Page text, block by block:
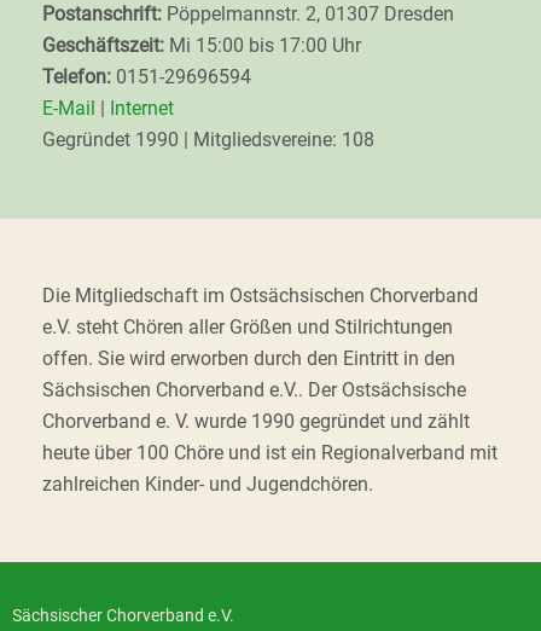
Postanschrift: Pöppelmannstr. 2, 01307 Dresden
Geschäftszeit: Mi 15:00 bis 17:00 Uhr
Telefon: 0151-29696594
E-Mail | Internet
Gegründet 1990 | Mitgliedsvereine: 108
Die Mitgliedschaft im Ostsächsischen Chorverband
e.V. steht Chören aller Größen und Stilrichtungen
offen. Sie wird erworben durch den Eintritt in den
Sächsischen Chorverband e.V.. Der Ostsächsische
Chorverband e. V. wurde 1990 gegründet und zählt
heute über 100 Chöre und ist ein Regionalverband mit
zahlreichen Kinder- und Jugendchören.
Sächsischer Chorverband e.V.